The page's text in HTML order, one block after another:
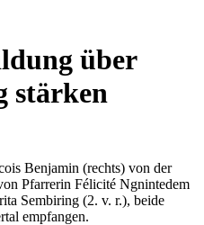
über
stärken
Benjamin (rechts) von der
Pfarrerin Félicité Ngnintedem
Sembiring (2. v. r.), beide
empfangen.